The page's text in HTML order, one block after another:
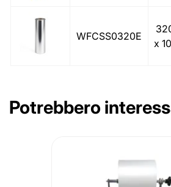
WFCSS0320E
x
Potrebbero